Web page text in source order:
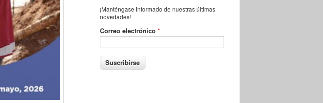
¡Manténgase informado de nuestras últimas
novedades!
Correo electrónico *